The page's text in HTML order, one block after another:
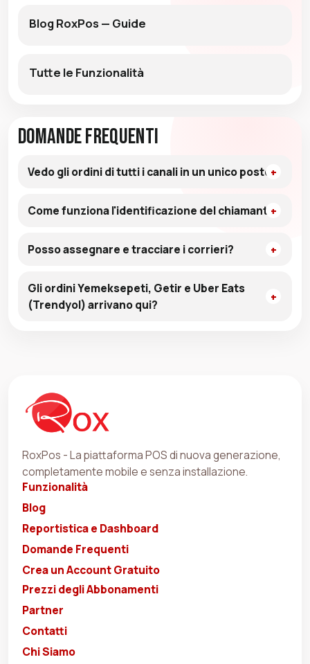
Blog RoxPos — Guide
Tutte le Funzionalità
Domande Frequenti
Vedo gli ordini di tutti i canali in un unico posto?
Come funziona l'identificazione del chiamante?
Posso assegnare e tracciare i corrieri?
Gli ordini Yemeksepeti, Getir e Uber Eats
(Trendyol) arrivano qui?
RoxPos - La piattaforma POS di nuova generazione,
completamente mobile e senza installazione.
Funzionalità
Blog
Reportistica e Dashboard
Domande Frequenti
Crea un Account Gratuito
Prezzi degli Abbonamenti
Partner
Contatti
Chi Siamo